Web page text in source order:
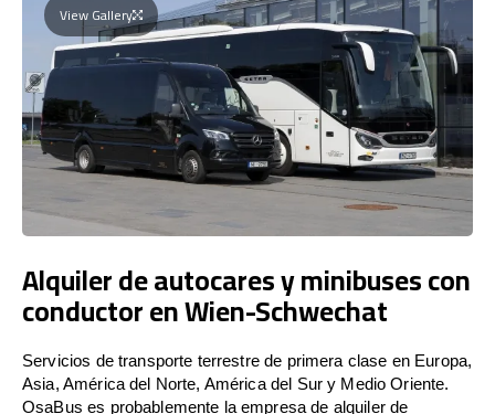
View Gallery
Alquiler de autocares y minibuses con
conductor en Wien-Schwechat
Servicios de transporte terrestre de primera clase en Europa,
Asia, América del Norte, América del Sur y Medio Oriente.
OsaBus es probablemente la empresa de alquiler de